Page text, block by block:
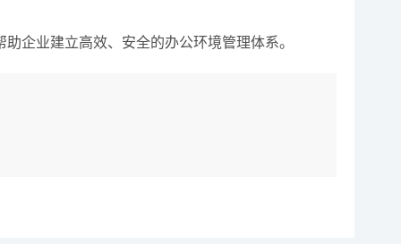
企业建立高效、安全的办公环境管理体系。